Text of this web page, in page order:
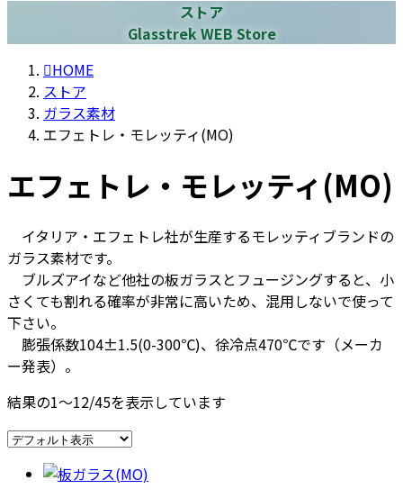
ストア
Glasstrek WEB Store
HOME
ストア
ガラス素材
エフェトレ・モレッティ(MO)
エフェトレ・モレッティ(MO)
イタリア・エフェトレ社が生産するモレッティブランドの
ガラス素材です。
ブルズアイなど他社の板ガラスとフュージングすると、小
さくても割れる確率が非常に高いため、混用しないで使って
下さい。
膨張係数104±1.5(0-300℃)、徐冷点470℃です（メーカ
ー発表）。
結果の1～12/45を表示しています